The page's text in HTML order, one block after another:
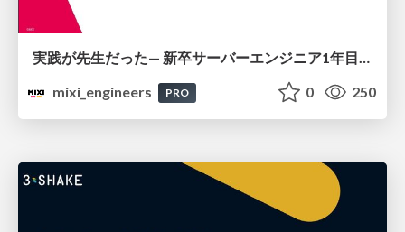
実践が先生だった— 新卒サーバーエンジニア1年目のリアル
mixi_engineers
PRO 0 250